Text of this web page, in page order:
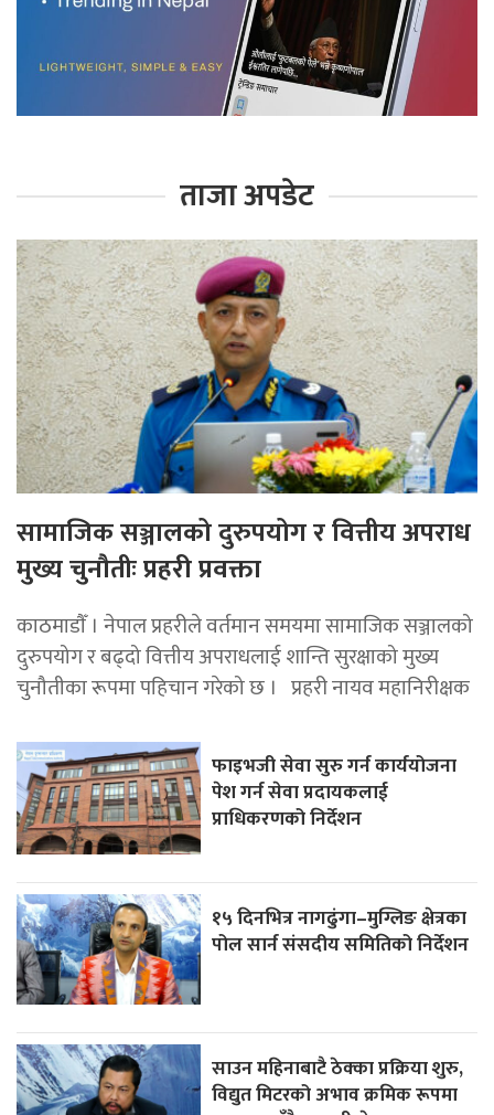
ताजा अपडेट
सामाजिक सञ्जालको दुरुपयोग र वित्तीय अपराध
मुख्य चुनौतीः प्रहरी प्रवक्ता
काठमाडाैँ । नेपाल प्रहरीले वर्तमान समयमा सामाजिक सञ्जालको
दुरुपयोग र बढ्दो वित्तीय अपराधलाई शान्ति सुरक्षाको मुख्य
चुनौतीका रूपमा पहिचान गरेको छ । प्रहरी नायव महानिरीक्षक
फाइभजी सेवा सुरु गर्न कार्ययोजना
पेश गर्न सेवा प्रदायकलाई
प्राधिकरणको निर्देशन
१५ दिनभित्र नागढुंगा–मुग्लिङ क्षेत्रका
पोल सार्न संसदीय समितिको निर्देशन
साउन महिनाबाटै ठेक्का प्रक्रिया शुरु,
विद्युत मिटरको अभाव क्रमिक रूपमा